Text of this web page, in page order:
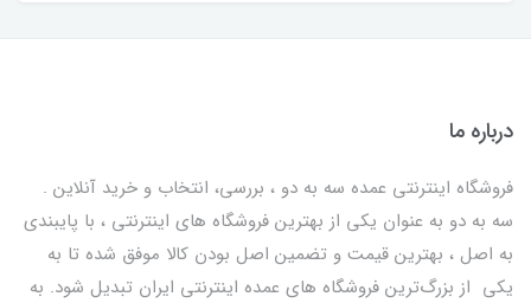
درباره ما
فروشگاه اینترنتی عمده سه به دو ، بررسی، انتخاب و خرید آنلاین .
سه به دو به عنوان یکی از بهترين فروشگاه های اینترنتی ، با پایبندی
به اصل ، بهترين قيمت و تضمین اصل‌ بودن کالا موفق شده تا به
يكي از بزرگ‌ترين فروشگاه هاي عمده اینترنتی ایران تبدیل شود. به